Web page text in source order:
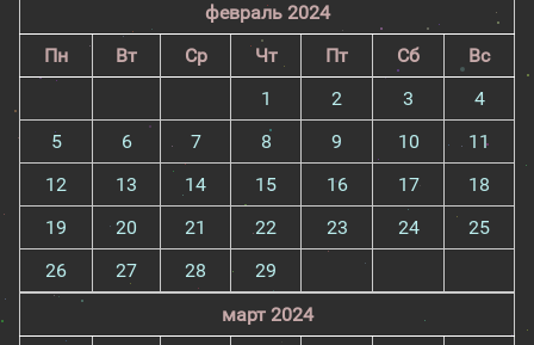
февраль 2024
Пн
Вт Ср Чт Пт Сб
Вс
1
2 3
4
5
6 7 8 9 10
11
12
13 14 15 16 17
18
19
20 21 22 23 24
25
26
27 28
29
март 2024